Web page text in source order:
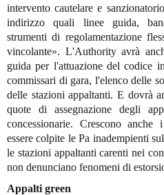
intervento cautelare e
indirizzo quali linee guida,
strumenti di regolamentazione
vincolante». L'Authority avrà
guida per l'attuazione del codice
commissari di gara, l'elenco delle
delle stazioni appaltanti. E dovrà
quote di assegnazione degli
concessionarie. Crescono
essere colpite le Pa inadempienti
le stazioni appaltanti carenti nei
non denunciano fenomeni di
Appalti green